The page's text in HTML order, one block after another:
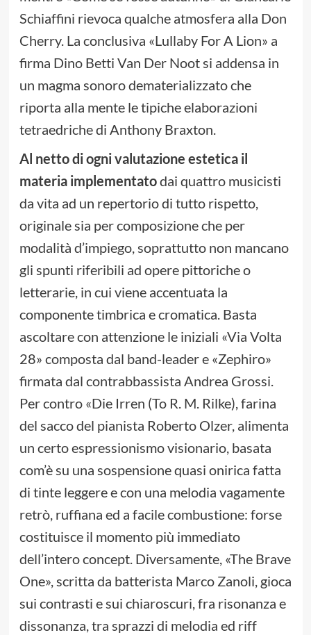
Schiaffini rievoca qualche atmosfera alla Don
Cherry. La conclusiva «Lullaby For A Lion» a
firma Dino Betti Van Der Noot si addensa in
un magma sonoro dematerializzato che
riporta alla mente le tipiche elaborazioni
tetraedriche di Anthony Braxton.
Al netto di ogni valutazione estetica il
materia implementatodai quattro musicisti
da vita ad un repertorio di tutto rispetto,
originale sia per composizione che per
modalità d’impiego, soprattutto non mancano
gli spunti riferibili ad opere pittoriche o
letterarie, in cui viene accentuata la
componente timbrica e cromatica. Basta
ascoltare con attenzione le iniziali «Via Volta
28» composta dal band-leader e «Zephiro»
firmata dal contrabbassista Andrea Grossi.
Per contro «Die Irren (To R. M. Rilke), farina
del sacco del pianista Roberto Olzer, alimenta
un certo espressionismo visionario, basata
com’è su una sospensione quasi onirica fatta
di tinte leggere e con una melodia vagamente
retrò, ruffiana ed a facile combustione: forse
costituisce il momento più immediato
dell’intero concept. Diversamente, «The Brave
One», scritta da batterista Marco Zanoli, gioca
sui contrasti e sui chiaroscuri, fra risonanza e
dissonanza, tra sprazzi di melodia ed riff